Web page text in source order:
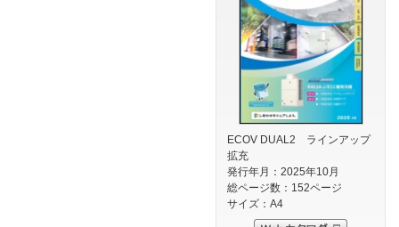
ECOV DUAL2 ラインアップ
拡充
発行年月：2025年10月
総ページ数：152ページ
サイズ：A4